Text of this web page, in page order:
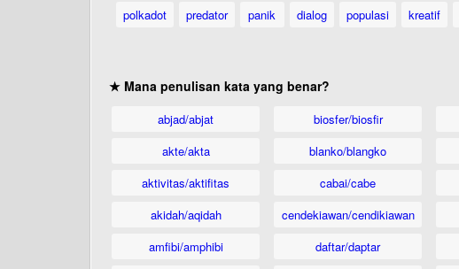
polkadot
predator panik dialog populasi kreatif
★ Mana penulisan kata yang benar?
abjad/abjat
akte/akta
aktivitas/aktifitas
akidah/aqidah
amfibi/amphibi
biosfer/biosfir
blanko/blangko
cabai/cabe
cendekiawan/cendikiawan
daftar/daptar